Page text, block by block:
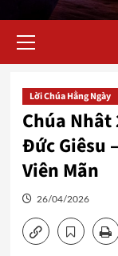
Menu
Lời Chúa Hằng Ngày
Chúa
Đức Giêsu
Viên Mãn
26/04/2026